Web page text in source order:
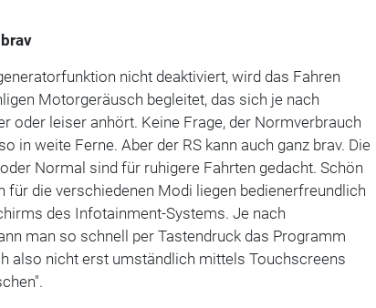
nicht deaktiviert, wird das Fahren
Motorgeräusch begleitet, das sich je nach
oder leiser anhört. Keine Frage, der Normverbrauch
in weite Ferne. Aber der RS kann auch ganz brav. Die
Normal sind für ruhigere Fahrten gedacht. Schön
für die verschiedenen Modi liegen bedienerfreundlich
des Infotainment-Systems. Je nach
man so schnell per Tastendruck das Programm
also nicht erst umständlich mittels Touchscreens